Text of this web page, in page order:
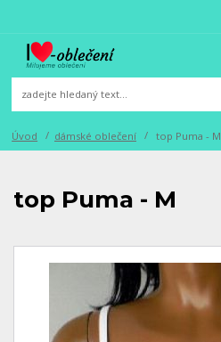
Úvod dámské oblečení top Puma - M
top Puma - M